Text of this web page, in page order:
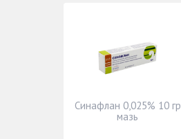
Синафлан 0,025% 10 гр
мазь